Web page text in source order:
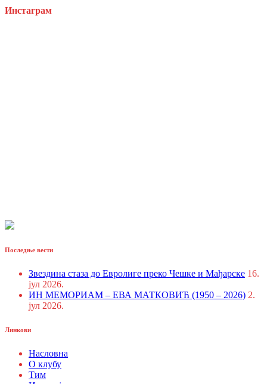
Инстаграм
Последње вести
Звездина стаза до Евролиге преко Чешке и Мађарске 16.
јул 2026.
ИН МЕМОРИАМ – ЕВА МАТКОВИЋ (1950 – 2026) 2.
јул 2026.
Линкови
Насловна
О клубу
Тим